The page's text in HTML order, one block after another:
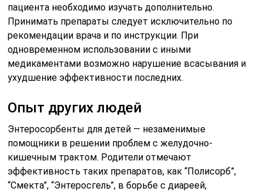
пациента необходимо изучать дополнительно.
Принимать препараты следует исключительно по
рекомендации врача и по инструкции. При
одновременном использовании с иными
медикаментами возможно нарушение всасывания и
ухудшение эффективности последних.
Опыт других людей
Энтеросорбенты для детей — незаменимые
помощники в решении проблем с желудочно-
кишечным трактом. Родители отмечают
эффективность таких препаратов, как “Полисорб”,
“Смекта”, “Энтеросгель”, в борьбе с диареей,